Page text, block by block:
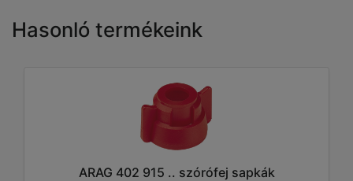
Hasonló termékeink
ARAG 402 915 .. szórófej sapkák